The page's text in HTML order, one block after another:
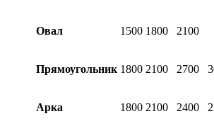
Овал 1500 1800 2100
Прямоугольник 1800 2100 2700
Арка 1800 2100 2400